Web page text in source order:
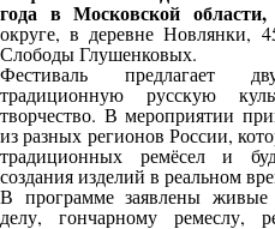
года в Московской
округе, в деревне Новлянки,
Слободы Глушенковых.
Фестиваль предлагает
традиционную русскую
творчество. В мероприятии
из разных регионов России,
традиционных ремёсел и
создания изделий в реальном
В программе заявлены живые
делу, гончарному ремеслу,